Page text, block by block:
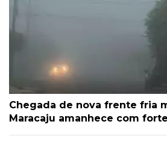
Chegada de nova frente fria
Maracaju amanhece com